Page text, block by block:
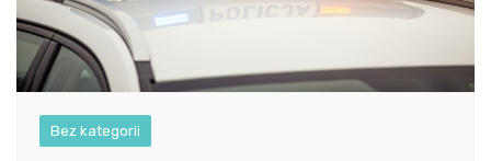
Bez kategorii